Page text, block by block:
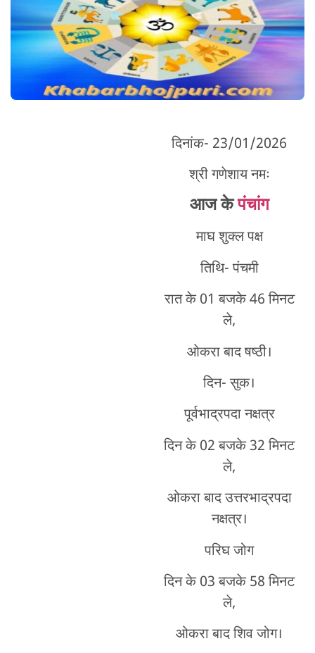
दिनांक- 23/01/2026
श्री गणेशाय नमः
आज केपंचांग
माघ शुक्ल पक्ष
तिथि- पंचमी
रात के 01 बजके 46 मिनट
ले,
ओकरा बाद षष्ठी।
दिन- सुक।
पूर्वभाद्रपदा नक्षत्र
दिन के 02 बजके 32 मिनट
ले,
ओकरा बाद उत्तरभाद्रपदा
नक्षत्र।
परिघ जोग
दिन के 03 बजके 58 मिनट
ले,
ओकरा बाद शिव जोग।